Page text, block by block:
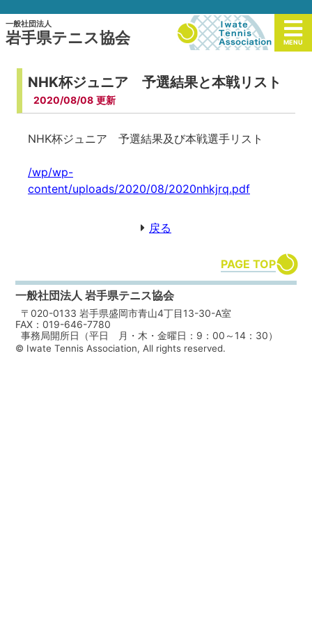
一般社団法人
岩手県テニス協会 MENU
NHK杯ジュニア 予選結果と本戦リスト
2020/08/08
NHK杯ジュニア 予選結果及び本戦選手リスト
/wp/wp-
content/uploads/2020/08/2020nhkjrq.pdf
戻る
PAGE TOP
一般社団法人 岩手県テニス協会
〒020-0133 岩手県盛岡市青山4丁目13-30-A室
FAX：019-646-7780
事務局開所日（平日 月・木・金曜日：9：00～14：30）
© Iwate Tennis Association, All rights reserved.